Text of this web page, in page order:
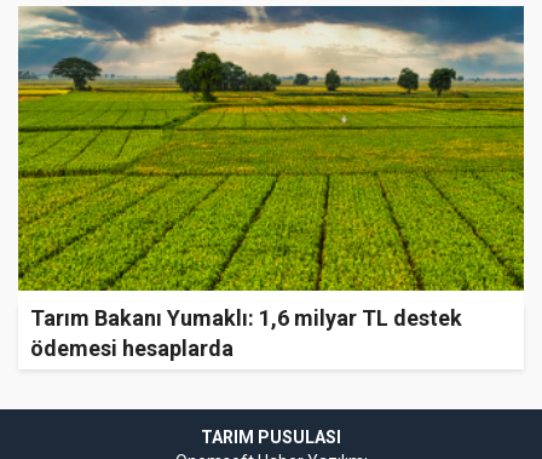
Tarım Bakanı Yumaklı: 1,6 milyar TL destek
ödemesi hesaplarda
TARIM PUSULASI